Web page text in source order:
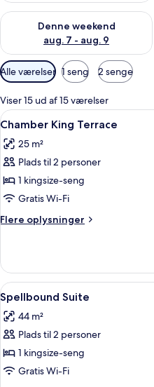
Denne weekend
aug. 7 - aug. 9
Tjek tilgængelighed for denne
Tilgængelige
filtre
for
værelser
Alle værelser 1 seng 2 senge
Viser 15 ud af 15 værelser
Indlæs
alle
billeder
af
Chamber
King
Terrace
5
Chamber King Terrace
25 m²
Plads til 2 personer
1 kingsize-seng
Gratis Wi-Fi
Flere oplysninger
Flere
King
Terrace
Indlæs
alle
billeder
af
Spellbound
Suite
2
Spellbound Suite
44 m²
Plads til 2 personer
1 kingsize-seng
Gratis Wi-Fi